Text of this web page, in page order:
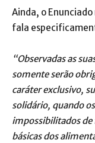
Ainda, o Enunciado
fala
“Observadas as
somente serão
caráter exclusivo,
solidário, quando
impossibilitados de
básicas dos